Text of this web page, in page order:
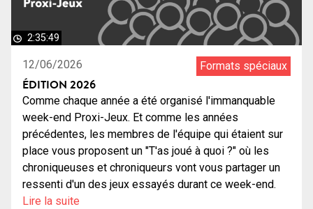
2:35:49
12/06/2026 Formats spéciaux
ÉDITION 2026
Comme chaque année a été organisé l'immanquable
week-end Proxi-Jeux. Et comme les années
précédentes, les membres de l'équipe qui étaient sur
place vous proposent un "T'as joué à quoi ?" où les
chroniqueuses et chroniqueurs vont vous partager un
ressenti d'un des jeux essayés durant ce week-end.
Lire la suite